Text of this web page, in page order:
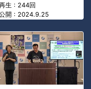
生 : 244回
開 : 2024.9.25